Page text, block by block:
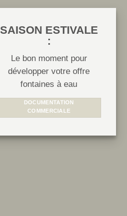
SAISON ESTIVALE
:
Le bon moment pour
développervotre offre
fontaines à eau
DOCUMENTATION
COMMERCIALE